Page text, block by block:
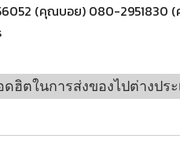
(คุณบอย) 080-2951830
ฮิตในการส่งของไปต่างป